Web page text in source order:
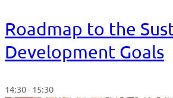
Roadmap to the
Development Goals
14:30 - 15:30